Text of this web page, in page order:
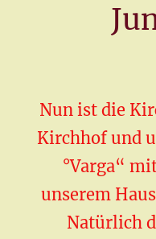
Nun ist die
Kirchhof und
°Varga“
unserem
Natürlich